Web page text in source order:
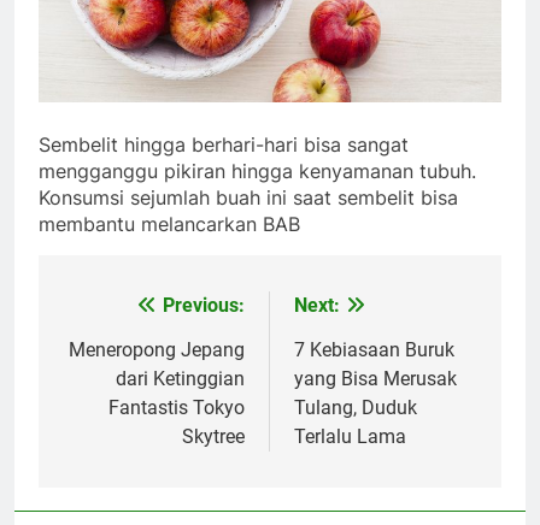
Sembelit hingga berhari-hari bisa sangat
mengganggu pikiran hingga kenyamanan tubuh.
Konsumsi sejumlah buah ini saat sembelit bisa
membantu melancarkan BAB
navigation
Previous:
Meneropong Jepang
dari Ketinggian
Fantastis Tokyo
Skytree
Next:
7 Kebiasaan Buruk
yang Bisa Merusak
Tulang, Duduk
Terlalu Lama